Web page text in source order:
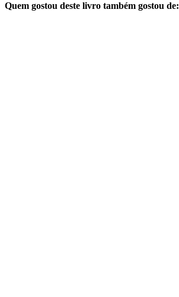
Quem gostou deste livro também gostou de: